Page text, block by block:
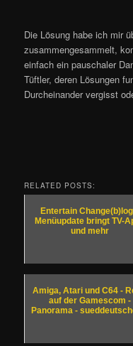
Die Lösung habe ich mir
zusammengesammelt,
einfach ein pauschaler
Tüftler, deren Lösungen
Durcheinander vergisst
RELATED POSTS:
Entertain
Menüupdate bringt TV-
und mehr
Amiga, Atari und C64 -
auf der Gamescom -
Panorama -